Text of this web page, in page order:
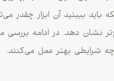
باید ببینید آن ابزار چقدر
شرایطی بهتر عمل می‌کنند.